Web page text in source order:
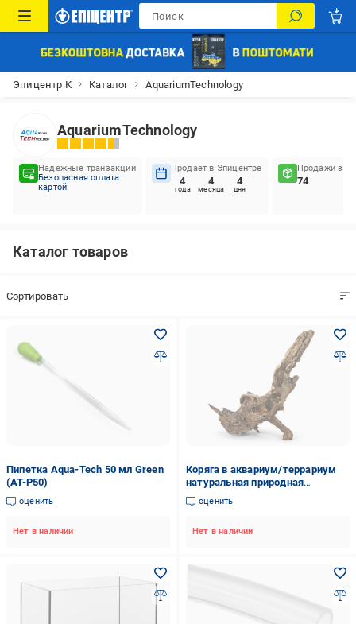
Эпицентр К Каталог AquariumTechnology
AquariumTechnology
Надежные транзакции
Безопасная оплата
картой
Продает в Эпицентре
4
года
4
месяца
4
дня
Продажи за
74
Каталог товаров
Coртировать
Пипетка Aqua-Tech 50 мл Green
(AT-P50)
оценить
Нет в наличии
Коряга в аквариум/террариум
натуральная природная
декорация (0369)
оценить
Нет в наличии